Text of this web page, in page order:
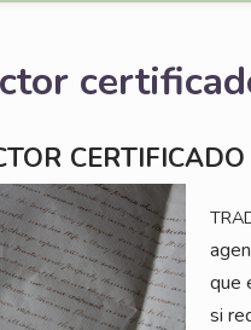
CERTIFICADO
que
si